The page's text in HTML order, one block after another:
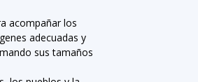
acompañar los
adecuadas y
sus tamaños